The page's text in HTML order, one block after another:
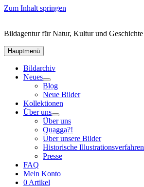
Zum Inhalt springen
Bildagentur für Natur, Kultur und Geschichte
Hauptmenü
Bildarchiv
Neues
Blog
Neue Bilder
Kollektionen
Über uns
Über uns
Quagga?!
Über unsere Bilder
Historische Illustrationsverfahren
Presse
FAQ
Mein Konto
0 Artikel